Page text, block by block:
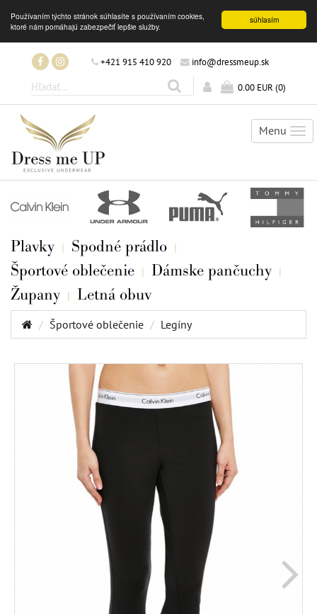
súhlasím
Používaním týchto stránok súhlasíte s používaním cookies,
ktoré nám pomáhajú zabezpečiť lepšie služby.
+421 915 410 920 info@dressmeup.sk
0.00 EUR (0)
Menu
Plavky
Spodné prádlo
Športové oblečenie
Dámske pančuchy
Župany
Letná obuv
Športové oblečenie Legíny